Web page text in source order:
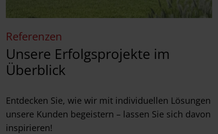
Referenzen
Unsere Erfolgsprojekte im
Überblick
Entdecken Sie, wie wir mit individuellen Lösungen
unsere Kunden begeistern – lassen Sie sich davon
inspirieren!